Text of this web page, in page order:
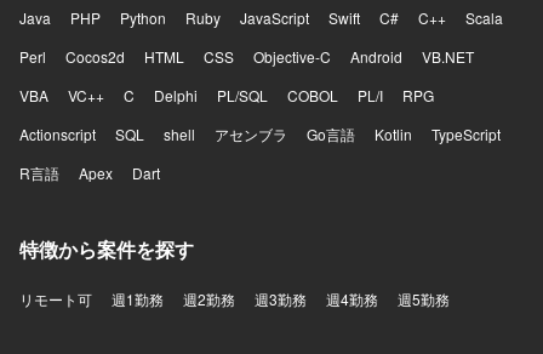
Java PHP Python Ruby JavaScript Swift C# C++
Scala
Perl
Cocos2d HTML CSS Objective-C Android
VB.NET
VBA
VC++ C Delphi PL/SQL COBOL PL/I
RPG
Actionscript
SQL shell アセンブラ Go言語 Kotlin
TypeScript
R言語
Apex Dart
特徴から案件を探す
リモート可 週1勤務 週2勤務 週3勤務 週4勤務 週5勤務